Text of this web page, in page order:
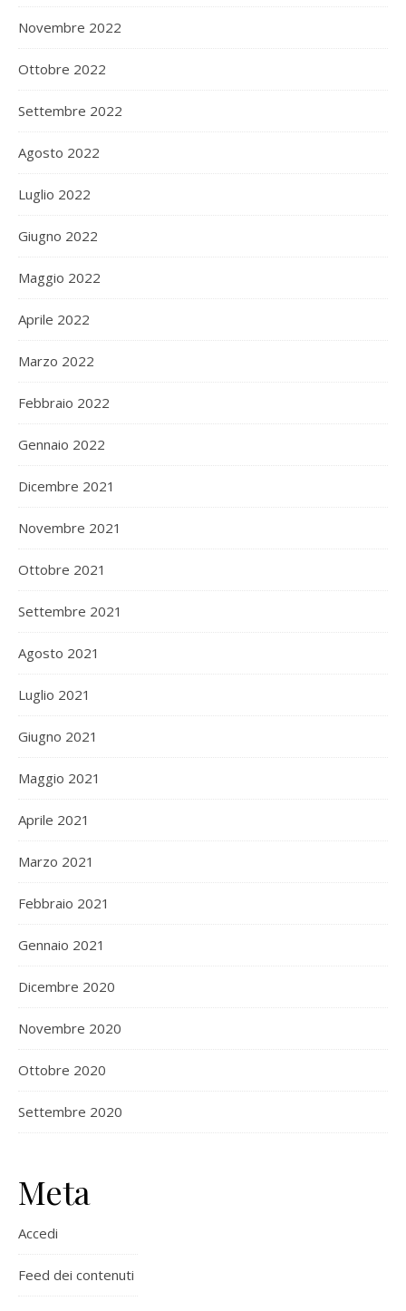
Novembre 2022
Ottobre 2022
Settembre 2022
Agosto 2022
Luglio 2022
Giugno 2022
Maggio 2022
Aprile 2022
Marzo 2022
Febbraio 2022
Gennaio 2022
Dicembre 2021
Novembre 2021
Ottobre 2021
Settembre 2021
Agosto 2021
Luglio 2021
Giugno 2021
Maggio 2021
Aprile 2021
Marzo 2021
Febbraio 2021
Gennaio 2021
Dicembre 2020
Novembre 2020
Ottobre 2020
Settembre 2020
Meta
Accedi
Feed dei contenuti